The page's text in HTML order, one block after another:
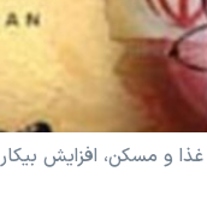
آمریکا ۲۰۲۴
به اسرائیل
غذا و مسکن، افزايش